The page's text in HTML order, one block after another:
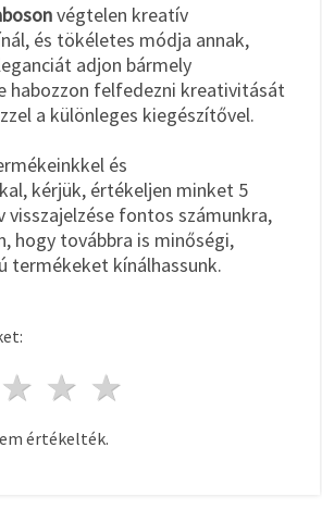
végtelen kreatív
és tökéletes módja annak,
adjon bármely
habozzon felfedezni kreativitását
a különleges kiegészítővel.
és
kérjük, értékeljen minket 5
visszajelzése fontos számunkra,
hogy továbbra is minőségi,
termékeket kínálhassunk.
4 csillagok
3 csillagok
2 csillagok
értékelték.